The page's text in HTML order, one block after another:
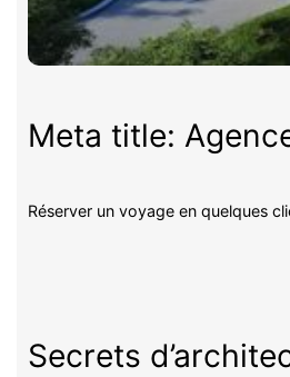
Meta title:
Réserver un voyage en quelques
Secrets